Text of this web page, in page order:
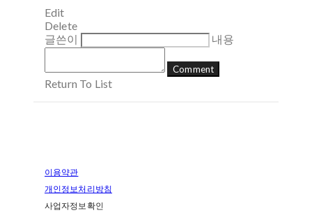
Edit
Delete
글쓴이
내용
Comment
Return To List
이용약관
개인정보처리방침
사업자정보확인